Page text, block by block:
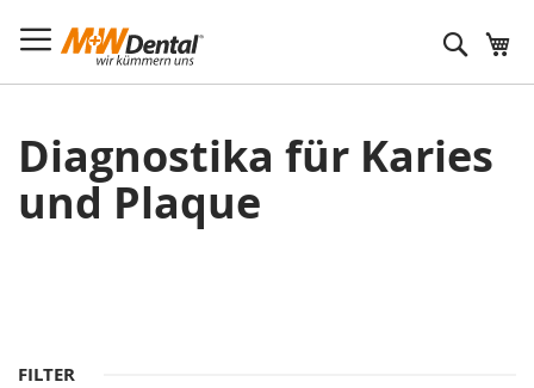
Suche
Diagnostika für Karies
und Plaque
FILTER